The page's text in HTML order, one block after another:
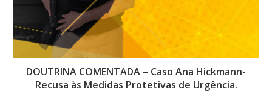
DOUTRINA COMENTADA – Caso Ana Hickmann-
Recusa às Medidas Protetivas de Urgência.